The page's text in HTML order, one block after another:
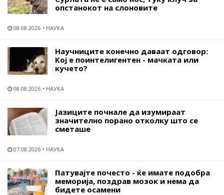
опстанокот на слоновите
08.08.2026 НАУКА
Научниците конечно даваат одговор:
Кој е поинтелигентен - мачката или
кучето?
08.08.2026 НАУКА
Јазиците почнале да изумираат
значително порано отколку што се
сметаше
07.08.2026 НАУКА
Патувајте почесто - ќе имате подобра
меморија, поздрав мозок и нема да
бидете осамени